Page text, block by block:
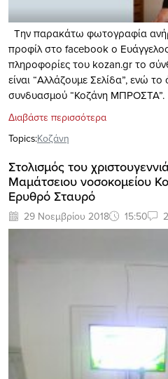
Tην παρακάτω φωτογραφία
προφίλ στο facebook ο
πληροφορίες του kozan.gr το
είναι “Aλλάζουμε Σελίδα”, ενώ
συνδυασμού “Κοζάνη ΜΠΡΟΣΤΑ”.
Διαβάστε περισσότερα
Topics:Κοζάνη
Στολισμός του
Μαμάτσειου νοσοκομείου
Ερυθρό Σταυρό
29 Νοεμβρίου 2018 15:50